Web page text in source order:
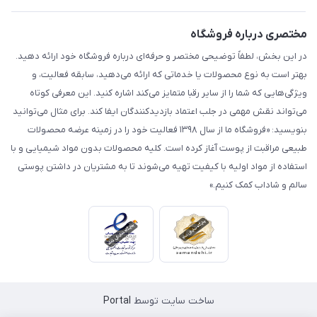
مختصری درباره فروشگاه
در این بخش، لطفاً توضیحی مختصر و حرفه‌ای درباره فروشگاه خود ارائه دهید.
بهتر است به نوع محصولات یا خدماتی که ارائه می‌دهید، سابقه فعالیت، و
ویژگی‌هایی که شما را از سایر رقبا متمایز می‌کند اشاره کنید. این معرفی کوتاه
می‌تواند نقش مهمی در جلب اعتماد بازدیدکنندگان ایفا کند. برای مثال می‌توانید
بنویسید: «فروشگاه ما از سال ۱۳۹۸ فعالیت خود را در زمینه عرضه محصولات
طبیعی مراقبت از پوست آغاز کرده است. کلیه محصولات بدون مواد شیمیایی و با
استفاده از مواد اولیه با کیفیت تهیه می‌شوند تا به مشتریان در داشتن پوستی
سالم و شاداب کمک کنیم.»
ساخت سایت توسط Portal